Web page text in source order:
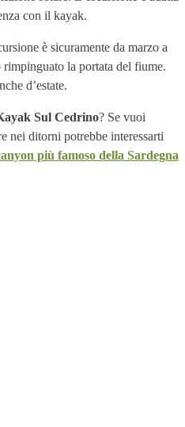
con il kayak.
è sicuramente da marzo a
la portata del fiume.
d’estate.
Sul Cedrino? Se vuoi
nei ditorni potrebbe interessarti
più famoso della Sardegna